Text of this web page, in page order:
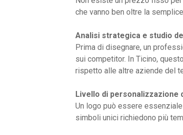
che vanno ben oltre la
Analisi strategica e studio
Prima di disegnare, un
sui competitor. In Ticino,
rispetto alle altre aziende del
Livello di personalizzazione
Un logo può essere
simboli unici richiedono più